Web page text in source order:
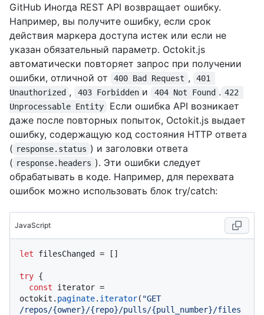
GitHub Иногда REST API возвращает ошибку.
Например, вы получите ошибку, если срок
действия маркера доступа истек или если не
указан обязательный параметр. Octokit.js
автоматически повторяет запрос при получении
ошибки, отличной от
400 Bad Request ,
401
Unauthorized , 403 Forbidden и 404 Not Found . 422
Unprocessable Entity
Если ошибка API возникает
даже после повторных попыток, Octokit.js выдает
ошибку, содержащую код состояния HTTP ответа
( response.status ) и заголовки ответа
( response.headers ). Эти ошибки следует
обрабатывать в коде. Например, для перехвата
ошибок можно использовать блок try/catch:
JavaScript
let filesChanged = []
try {
const iterator =
octokit. paginate. iterator( "GET
/repos/{owner}/{repo}/pulls/{pull_number}/files